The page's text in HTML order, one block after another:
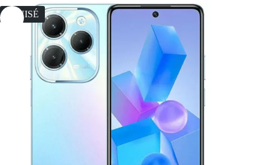
ÉPUISÉ